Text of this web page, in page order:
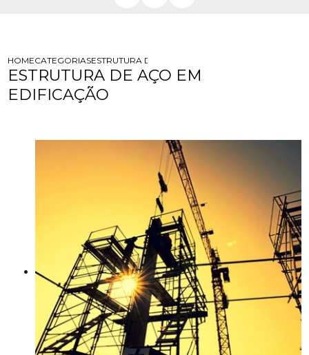
HOMECATEGORIASESTRUTURA DE ACO EM EDIFICACAO
ESTRUTURA DE AÇO EM
EDIFICAÇÃO